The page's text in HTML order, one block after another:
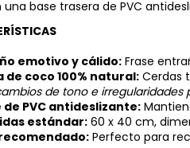
base trasera de PVC
emotivo y cálido:Frase
de coco 100% natural:Cerdas
de tono e irregularidades
de PVC antideslizante:
estándar:60 x 40 cm,
Perfecto para